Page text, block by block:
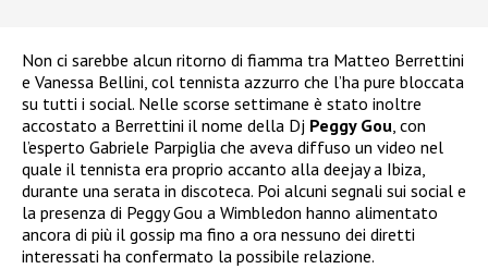
Non ci sarebbe alcun ritorno di fiamma tra Matteo Berrettini
e Vanessa Bellini, col tennista azzurro che l’ha pure bloccata
su tutti i social. Nelle scorse settimane è stato inoltre
accostato a Berrettini il nome della Dj Peggy Gou, con
l’esperto Gabriele Parpiglia che aveva diffuso un video nel
quale il tennista era proprio accanto alla deejay a Ibiza,
durante una serata in discoteca. Poi alcuni segnali sui social e
la presenza di Peggy Gou a Wimbledon hanno alimentato
ancora di più il gossip ma fino a ora nessuno dei diretti
interessati ha confermato la possibile relazione.